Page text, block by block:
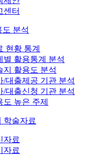
센터
도 분석
현황 통계
별 활용통계 분석
지 활용도 분석
/대출제공 기관 분석
/대출신청 기관 분석
도 높은 주제
학술자료
자료
자료